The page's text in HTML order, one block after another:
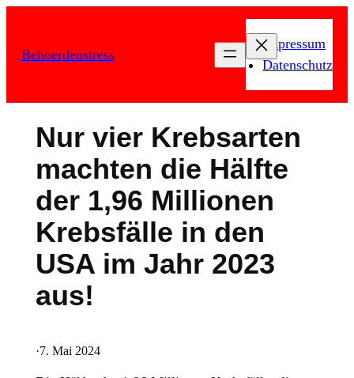
springen
Behoerdenstress
Impressum
Datenschutz
Nur vier Krebsarten
machten die Hälfte
der 1,96 Millionen
Krebsfälle in den
USA im Jahr 2023
aus!
·7. Mai 2024